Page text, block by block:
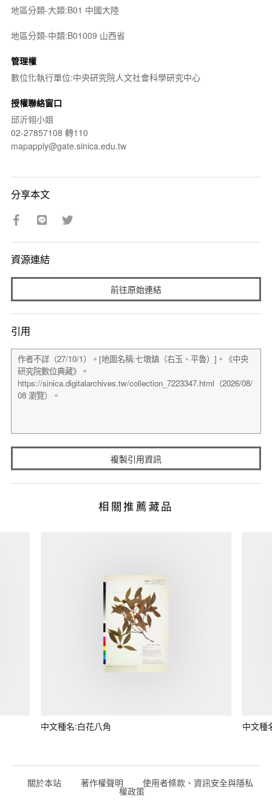
地區分類-大類:B01 中國大陸
地區分類-中類:B01009 山西省
管理權
數位化執行單位:中央研究院人文社會科學研究中心
授權聯絡窗口
邱沂翎小姐
02-27857108 轉110
mapapply@gate.sinica.edu.tw
分享本文
資源連結
前往原始連結
引用
複製引用資訊
相關推薦藏品
中文種名:白花八角 中文種
關於本站 著作權聲明 使用者條款、資訊安全與隱私
權政策